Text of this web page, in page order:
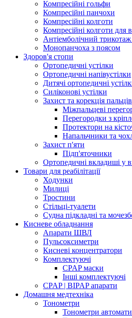
Компресійні гольфи
Компресійні панчохи
Компресійні колготи
Компресійні колготи для
Антіемболічний
Монопанчоха з поясом
Здоров'я стопи
Ортопедичні устілки
Ортопедичні напівустілки
Дитячі ортопедичні
Силіконові устілки
Захист та корекція
Міжпальцеві
Перегородки з
Протектори на
Напальчники та
Захист п'яти
Підп'яточники
Ортопедичні вкладиші у
Товари для реабілітації
Ходунки
Милиці
Тростини
Стільці-туалети
Судна підкладні та
Кисневе обладнання
Апарати ШВЛ
Пульсоксиметри
Кисневі концентратори
Комплектуючі
CPAP маски
Інші комплектуючі
CPAP | BIPAP апарати
Домашня медтехніка
Тонометри
Тонометри